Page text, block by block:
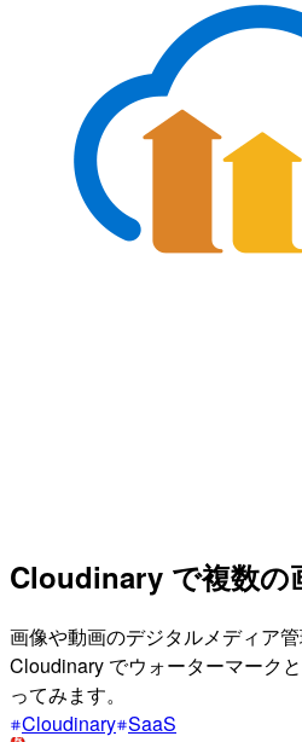
Cloudinary で複数の
画像や動画のデジタルメディア管
Cloudinary でウォーターマーク
ってみます。
Cloudinary SaaS